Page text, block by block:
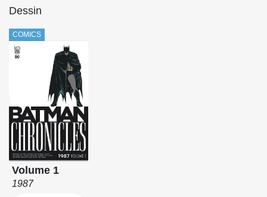
Dessin
COMICS
Volume 1
1987